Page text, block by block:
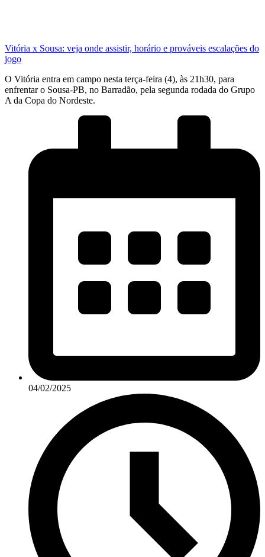
Vitória x Sousa: veja onde assistir, horário e prováveis escalações do
jogo
O Vitória entra em campo nesta terça-feira (4), às 21h30, para
enfrentar o Sousa-PB, no Barradão, pela segunda rodada do Grupo
A da Copa do Nordeste.
04/02/2025